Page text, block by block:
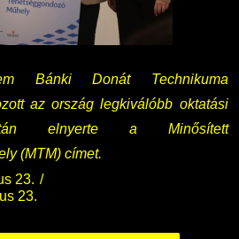
Bánki Donát Technikuma
az ország legkiválóbb oktatási
elnyerte a Minősített
(MTM) címet.
23.
23.